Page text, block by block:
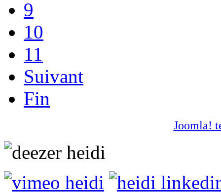
9
10
11
Suivant
Fin
Joomla!